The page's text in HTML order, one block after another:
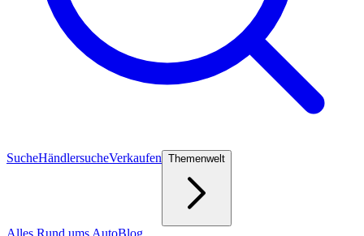
SucheHändlersucheVerkaufen Themenwelt
Alles Rund ums AutoBlog